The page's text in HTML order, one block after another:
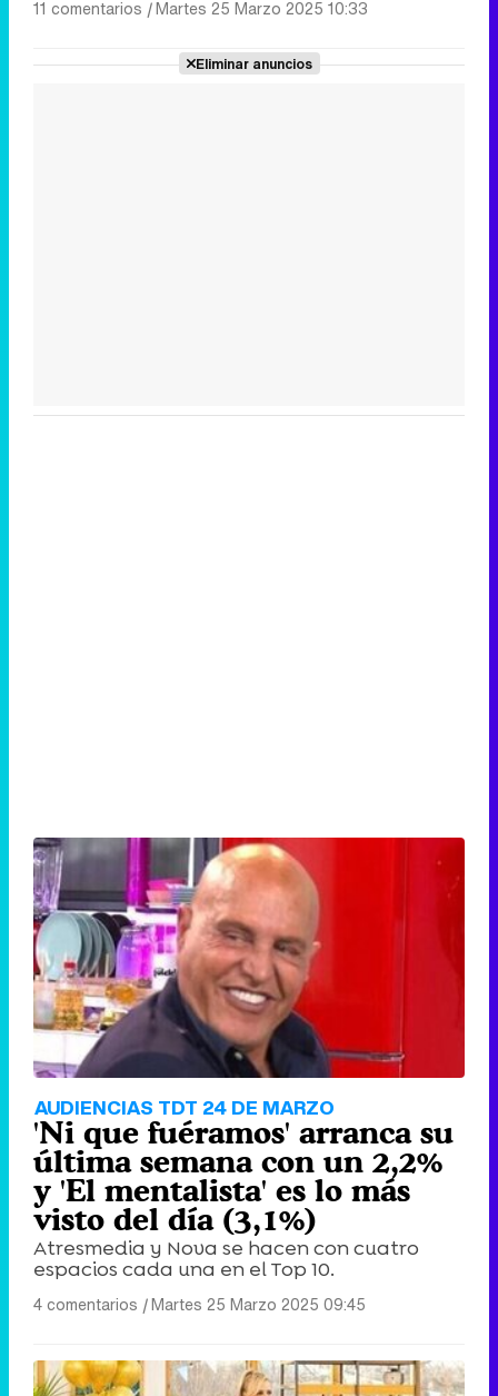
11 comentarios |Martes 25 Marzo 2025 10:33
Eliminar anuncios
AUDIENCIAS TDT 24 DE MARZO
'Ni que fuéramos' arranca su
última semana con un 2,2%
y 'El mentalista' es lo más
visto del día (3,1%)
Atresmedia y Nova se hacen con cuatro
espacios cada una en el Top 10.
4 comentarios |Martes 25 Marzo 2025 09:45